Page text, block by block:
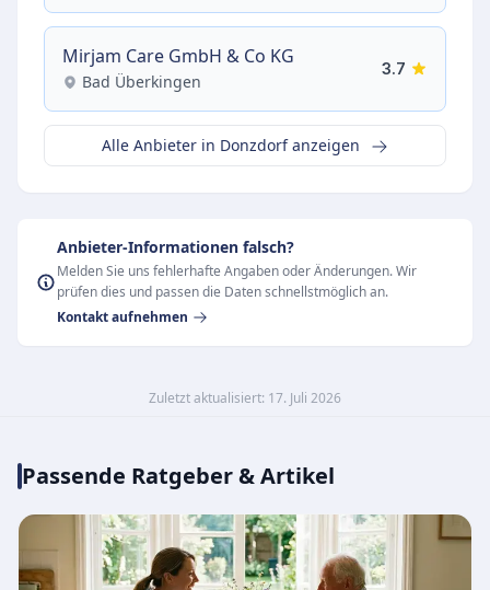
Mirjam Care GmbH & Co KG
Bad Überkingen
3.7
Alle Anbieter in Donzdorf anzeigen
Anbieter-Informationen falsch?
Melden Sie uns fehlerhafte Angaben oder Änderungen. Wir
prüfen dies und passen die Daten schnellstmöglich an.
Kontakt aufnehmen
Zuletzt aktualisiert: 17. Juli 2026
Passende Ratgeber & Artikel